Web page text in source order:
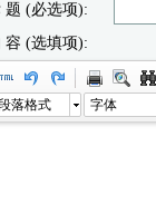
题 (必选项):
容 (选填项):
落格式 字体